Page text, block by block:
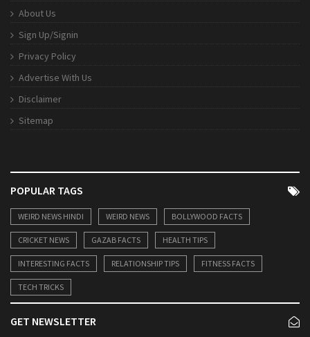
About Us
Sign Up/Signin
Privacy Policy
Advertise With Us
Disclaimer
Sitemap
POPULAR TAGS
WEIRD NEWS HINDI WEIRD NEWS BOLLYWOOD FACTS
CRICKET NEWS GAZAB FACTS HEALTH TIPS
INTERESTING FACTS RELATIONSHIP TIPS FITNESS FACTS
TECH TRICKS
GET NEWSLETTER